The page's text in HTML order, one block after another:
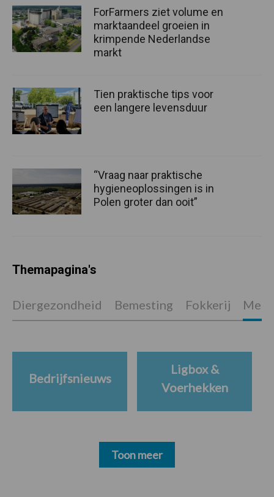
ForFarmers ziet volume en
marktaandeel groeien in
krimpende Nederlandse
markt
Tien praktische tips voor
een langere levensduur
“Vraag naar praktische
hygieneoplossingen is in
Polen groter dan ooit”
Themapagina's
Diergezondheid Bemesting Fokkerij
Bedrijfsnieuws
Ligbox &
Voerhekken
Toon meer